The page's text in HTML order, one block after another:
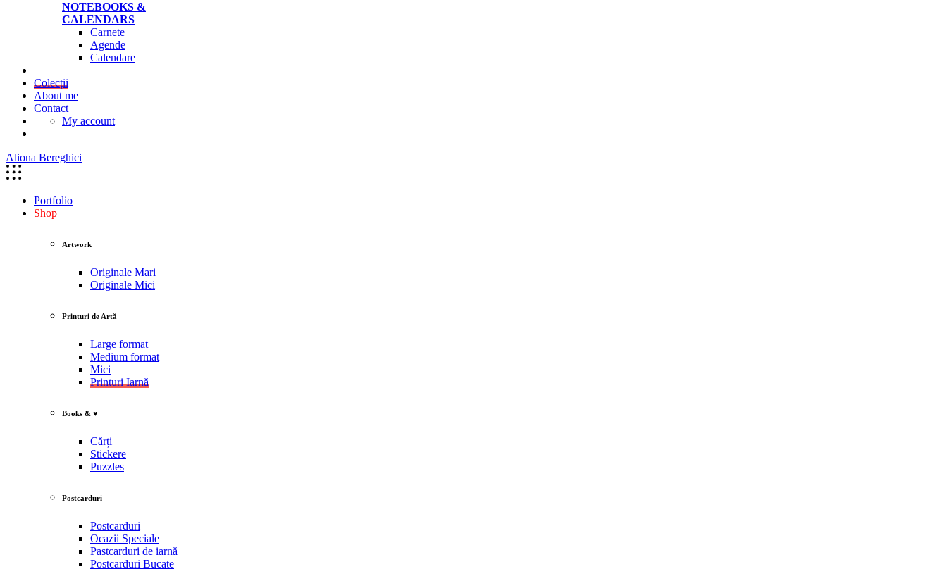
NOTEBOOKS &
CALENDARS
Carnete
Agende
Calendare
Colecții
About me
Contact
My account
Aliona Bereghici
Portfolio
Shop
Artwork
Originale Mari
Originale Mici
Printuri de Artă
Large format
Medium format
Mici
Printuri Iarnă
Books & ♥
Cărți
Stickere
Puzzles
Postcarduri
Postcarduri
Ocazii Speciale
Pastcarduri de iarnă
Postcarduri Bucate